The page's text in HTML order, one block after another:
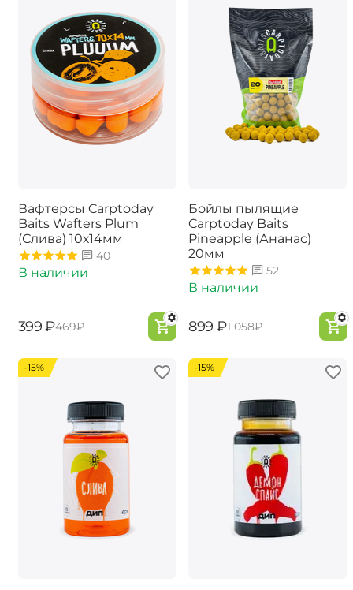
Вафтерсы Carptoday
Baits Wafters Plum
(Слива) 10х14мм
40
В наличии
‍399‍ ₽‍469‍₽
Бойлы пылящие
Carptoday Baits
Pineapple (Ананас)
20мм
52
В наличии
‍899‍ ₽‍1 058‍₽
-15% -15%